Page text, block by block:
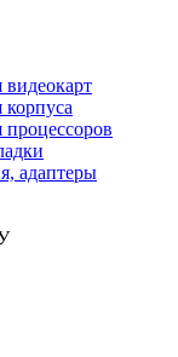
адаптеры